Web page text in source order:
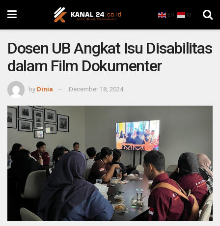
EN ID
Dosen UB Angkat Isu Disabilitas
dalam Film Dokumenter
by Dinia December 18, 2024